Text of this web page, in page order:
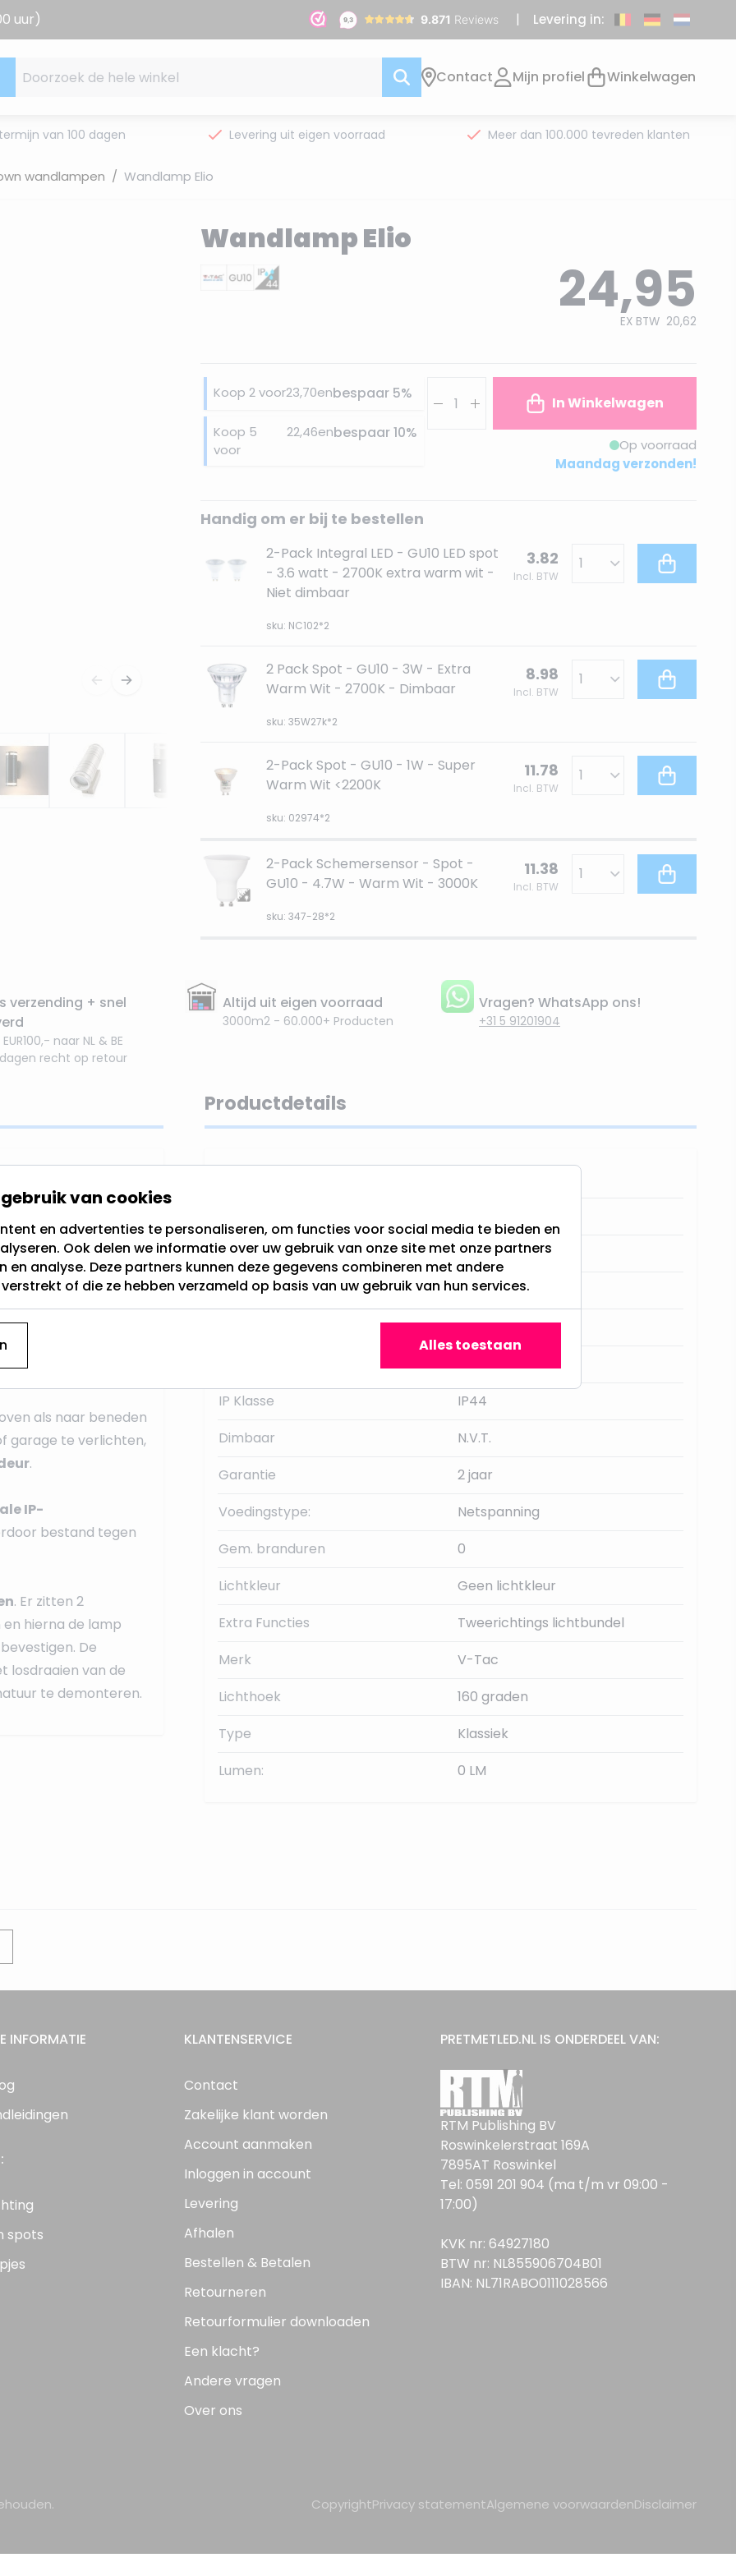
uur) Levering in:
Contact Mijn profiel Winkelwagen
van 100 dagen Levering uit eigen voorraad Meer dan 100.000 tevreden klanten
wandlampen / Wandlamp Elio
Wandlamp Elio
24,95
EX BTW 20,62
Koop 2 voor23,70enbespaar 5%
Koop 5
voor
22,46enbespaar10%
In Winkelwagen
Op voorraad
Maandag verzonden!
Handig om er bij te bestellen
2-Pack Integral LED - GU10 LED spot
- 3.6 watt - 2700K extra warm wit -
Niet dimbaar
sku: NC102*2
3.82
Incl. BTW
2 Pack Spot - GU10 - 3W - Extra
Warm Wit - 2700K - Dimbaar
sku: 35W27k*2
8.98
Incl. BTW
2-Pack Spot - GU10 - 1W - Super
Warm Wit <2200K
sku: 02974*2
11.78
Incl. BTW
2-Pack Schemersensor - Spot -
GU10 - 4.7W - Warm Wit - 3000K
sku: 347-28*2
11.38
Incl. BTW
verzending + snel
naar NL & BE
dagen recht op retour
Altijd uit eigen voorraad
3000m2 - 60.000+ Producten
Vragen? WhatsApp ons!
+31 5 91201904
door de
aanwinstvoor
U kunt hierdoor zelf
in deze
als naar beneden
garage te verlichten,
.
IP-
bestand tegen
. Er zitten 2
hierna de lamp
De
losdraaien van de
te demonteren.
Productdetails
Kleur
Nikkel / mat
Sensor
Nee
RVS
GU10
IP Klasse
IP44
Dimbaar
N.V.T.
Garantie
2 jaar
Voedingstype:
Netspanning
Gem. branduren
0
Lichtkleur
Geen lichtkleur
Extra Functies
Tweerichtings lichtbundel
Merk
V-Tac
Lichthoek
160 graden
Type
Klassiek
Lumen:
0 LM
INFORMATIE
spots
KLANTENSERVICE
Contact
Zakelijke klant worden
Account aanmaken
Inloggen in account
Levering
Afhalen
Bestellen & Betalen
Retourneren
Retourformulier downloaden
Een klacht?
Andere vragen
Over ons
PRETMETLED.NL IS ONDERDEEL VAN:
RTM Publishing BV
Roswinkelerstraat 169A
7895AT Roswinkel
Tel: 0591 201 904 (ma t/m vr 09:00 -
17:00)
KVK nr: 64927180
BTW nr: NL855906704B01
IBAN: NL71RABO0111028566
CopyrightPrivacy statementAlgemene voorwaardenDisclaimer
van cookies
en advertenties te personaliseren, om functies voor social media te bieden en
Ook delen we informatie over uw gebruik van onze site met onze partners
analyse. Deze partners kunnen deze gegevens combineren met andere
of die ze hebben verzameld op basis van uw gebruik van hun services.
Alles toestaan